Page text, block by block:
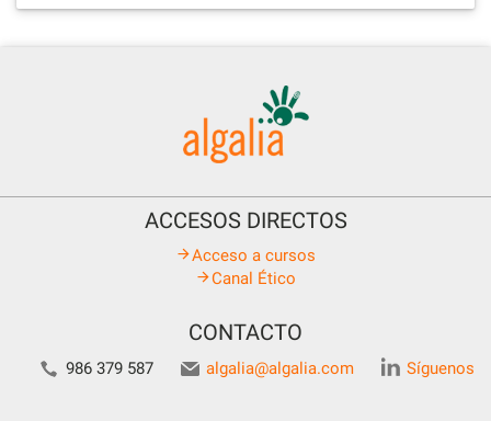
ACCESOS DIRECTOS
Acceso a cursos
Canal Ético
CONTACTO
986 379 587 algalia@algalia.com Síguenos